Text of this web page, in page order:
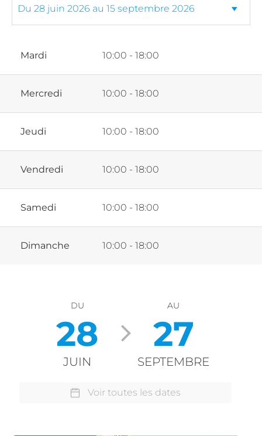
Mardi 10:00 - 18:00
Mercredi 10:00 - 18:00
Jeudi 10:00 - 18:00
Vendredi 10:00 - 18:00
Samedi 10:00 - 18:00
Dimanche 10:00 - 18:00
DU
28
JUIN
AU
27
SEPTEMBRE
Voir toutes les dates